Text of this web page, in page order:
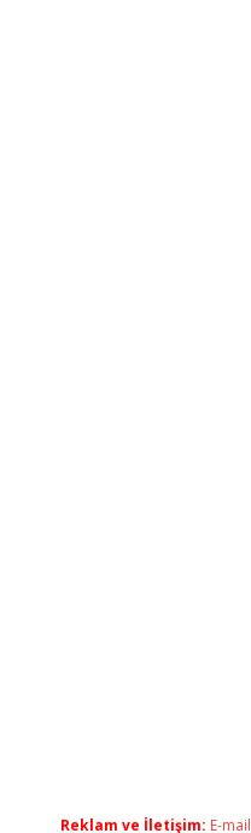
Reklam ve İletişim: E-